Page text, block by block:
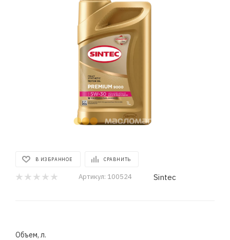
В ИЗБРАННОЕ СРАВНИТЬ
Артикул: 100524 Sintec
Объем, л.